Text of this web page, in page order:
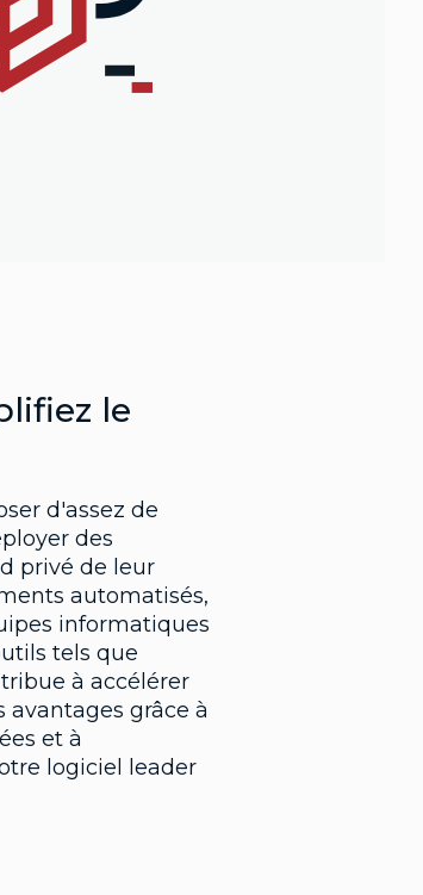
le
d'assez de
des
privé de leur
automatisés,
informatiques
tels que
à accélérer
avantages grâce à
et à
logiciel leader